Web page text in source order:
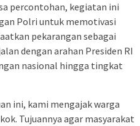
percontohan, kegiatan ini
Polri untuk memotivasi
pekarangan sebagai
dengan arahan Presiden RI
nasional hingga tingkat
ini, kami mengajak warga
Tujuannya agar masyarakat